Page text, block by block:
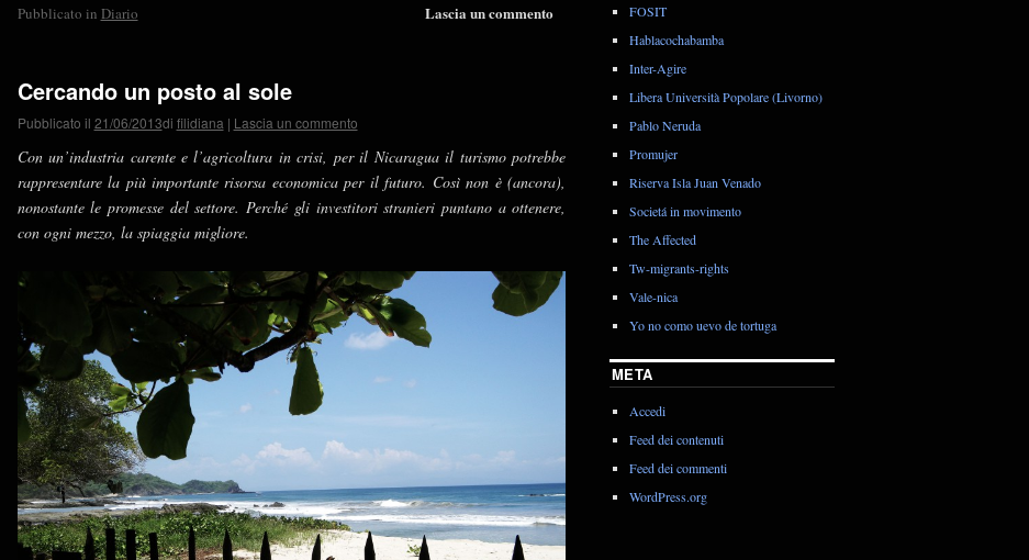
Lascia un commento
Pubblicato in Diario
Cercando un posto al sole
Pubblicato il 21/06/2013di filidiana | Lascia un commento
Con un’industria carente e l’agricoltura in crisi, per il Nicaragua il turismo potrebbe
rappresentare la più importante risorsa economica per il futuro. Così non è (ancora),
nonostante le promesse del settore. Perché gli investitori stranieri puntano a ottenere,
con ogni mezzo, la spiaggia migliore.
FOSIT
Hablacochabamba
Inter-Agire
Libera Università Popolare (Livorno)
Pablo Neruda
Promujer
Riserva Isla Juan Venado
Societá in movimento
The Affected
Tw-migrants-rights
Vale-nica
Yo no como uevo de tortuga
META
Accedi
Feed dei contenuti
Feed dei commenti
WordPress.org